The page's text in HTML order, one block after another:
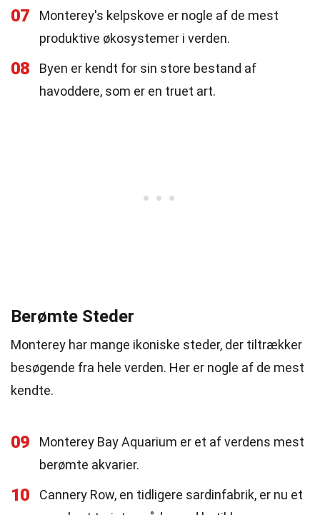
07
Monterey's kelpskove er nogle af de mest
produktive økosystemer i verden.
08
Byen er kendt for sin store bestand af
havoddere, som er en truet art.
Berømte Steder
Monterey har mange ikoniske steder, der tiltrækker
besøgende fra hele verden. Her er nogle af de mest
kendte.
09
Monterey Bay Aquarium er et af verdens mest
berømte akvarier.
10
Cannery Row, en tidligere sardinfabrik, er nu et